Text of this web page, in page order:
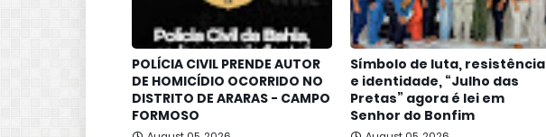
POLÍCIA CIVIL PRENDE AUTOR
DE HOMICÍDIO OCORRIDO NO
DISTRITO DE ARARAS - CAMPO
FORMOSO
Símbolo de luta, resistência
e identidade, “Julho das
Pretas” agora é lei em
Senhor do Bonfim